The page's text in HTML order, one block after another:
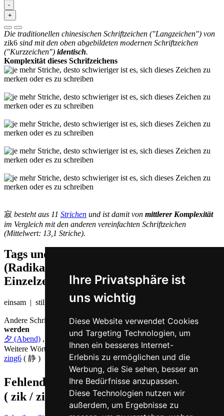
Ihre Privatsphäre ist
uns wichtig
Diese Website verwendet Cookies
und Targeting Technologien, um
Ihnen ein besseres Internet-
Erlebnis zu ermöglichen und die
Werbung, die Sie sehen, besser an
Ihre Bedürfnisse anzupassen.
Diese Technologien nutzen wir
außerdem, um Ergebnisse zu
-
+
Die traditionellen chinesischen Schriftzeichen ("Langzeichen") von
zik6 sind mit den oben abgebildeten modernen Schriftzeichen
("Kurzzeichen") identisch.
Komplexität dieses Schrifzeichens
寂 besteht aus 11 Strichen und ist damit von mittlerer Komplexität
im Vergleich mit den anderen vereinfachten Schriftzeichen
(Mittelwert: 13,1 Striche).
Tags und Zusatzinformationen
(Radikale, Bedeutungen von
Einzelzeichen, Komposita etc.)
einsam | still
Andere Schriftzeichen, die auf Kantonesischzik6 ausgesprochen
werden
夕 (Abend) , 席 (Sitz), 值 (Wert), 植 (pflanzen), 直 (gerade)
Weitere Wörter, die ebenfallsstill auf Kantonesischbedeuten
zing6 ( 静 )
Fehlende oder falsche Übersetzung für
( zik / zik6 )
melden